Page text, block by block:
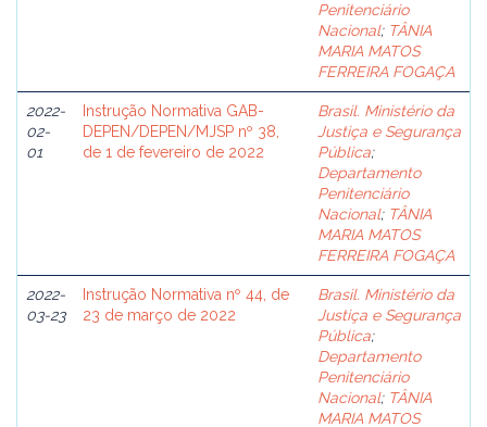
Penitenciário
Nacional; TÂNIA
MARIA MATOS
FERREIRA FOGAÇA
2022-
02-
01
Instrução Normativa GAB-
DEPEN/DEPEN/MJSP nº 38,
de 1 de fevereiro de 2022
Brasil. Ministério da
Justiça e Segurança
Pública;
Departamento
Penitenciário
Nacional; TÂNIA
MARIA MATOS
FERREIRA FOGAÇA
2022-
03-23
Instrução Normativa nº 44, de
23 de março de 2022
Brasil. Ministério da
Justiça e Segurança
Pública;
Departamento
Penitenciário
Nacional; TÂNIA
MARIA MATOS